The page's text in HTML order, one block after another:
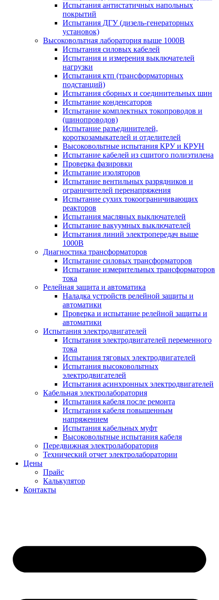
Испытания антистатичных напольных
покрытий
Испытания ДГУ (дизель-генераторных
установок)
Высоковольтная лаборатория выше 1000В
Испытания силовых кабелей
Испытания и измерения выключателей
нагрузки
Испытания ктп (трансформаторных
подстанций)
Испытания сборных и соединительных шин
Испытание конденсаторов
Испытание комплектных токопроводов и
(шинопроводов)
Испытание разъединителей,
короткозамыкателей и отделителей
Высоковольтные испытания КРУ и КРУН
Испытание кабелей из сшитого полиэтилена
Проверка фазировки
Испытание изоляторов
Испытание вентильных разрядников и
ограничителей перенапряжения
Испытание сухих токоограничивающих
реакторов
Испытания масляных выключателей
Испытание вакуумных выключателей
Испытания линий электропередач выше
1000В
Диагностика трансформаторов
Испытание силовых трансформаторов
Испытание измерительных трансформаторов
тока
Релейная защита и автоматика
Наладка устройств релейной защиты и
автоматики
Проверка и испытание релейной защиты и
автоматики
Испытания электродвигателей
Испытания электродвигателей переменного
тока
Испытания тяговых электродвигателей
Испытания высоковольтных
электродвигателей
Испытания асинхронных электродвигателей
Кабельная электролаборатория
Испытания кабеля после ремонта
Испытания кабеля повышенным
напряжением
Испытания кабельных муфт
Высоковольтные испытания кабеля
Передвижная электролаборатория
Технический отчет электролаборатории
Цены
Прайс
Калькулятор
Контакты